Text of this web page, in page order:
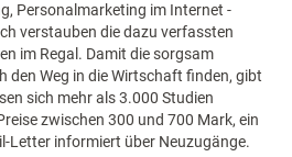
Personalmarketing im Internet -
verstauben die dazu verfassten
im Regal. Damit die sorgsam
den Weg in die Wirtschaft finden, gibt
sich mehr als 3.000 Studien
zwischen 300 und 700 Mark, ein
Letter informiert über Neuzugänge.